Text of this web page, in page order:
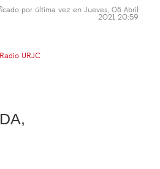
por última vez en Jueves, 08 Abril
2021 20:59
URJC